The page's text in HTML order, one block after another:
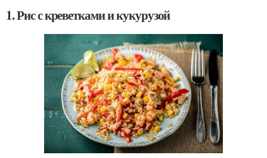
1. Рис с креветками и кукурузой